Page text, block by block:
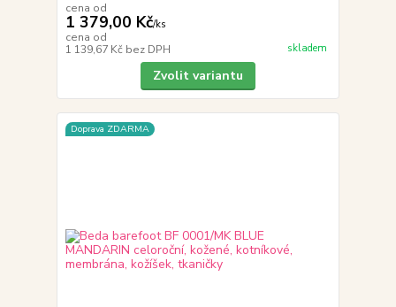
cena od
1 379,00 Kč/ks
cena od
1 139,67 Kč bez DPH skladem
Zvolit variantu
Doprava ZDARMA